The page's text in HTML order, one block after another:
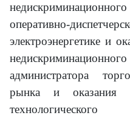
оперативно-
электроэнергетике и
администратора
рынка и оказания